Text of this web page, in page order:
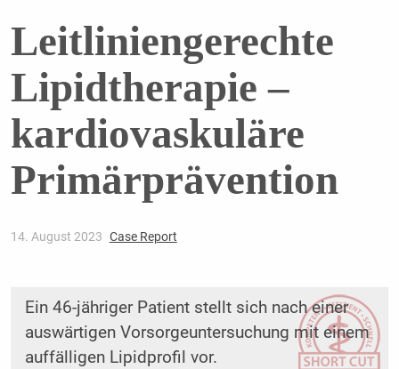
Leitliniengerechte
Lipidtherapie –
kardiovaskuläre
Primärprävention
14. August 2023 Case Report
Ein 46-jähriger Patient stellt sich nach einer
auswärtigen Vorsorgeuntersuchung mit einem
auffälligen Lipidprofil vor.